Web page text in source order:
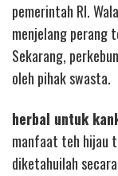
pemerintah RI.
menjelang perang
Sekarang,
oleh pihak swasta.
herbal untuk
manfaat teh hijau
diketahuilah